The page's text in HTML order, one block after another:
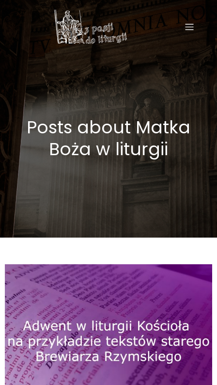
Posts about Matka
Boża w liturgii